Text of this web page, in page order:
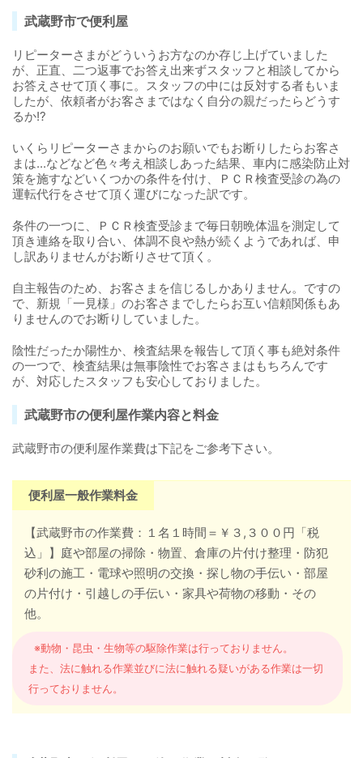
武蔵野市で便利屋
リピーターさまがどういうお方なのか存じ上げていました
が、正直、二つ返事でお答え出来ずスタッフと相談してから
お答えさせて頂く事に。スタッフの中には反対する者もいま
したが、依頼者がお客さまではなく自分の親だったらどうす
るか!?
いくらリピーターさまからのお願いでもお断りしたらお客さ
まは...などなど色々考え相談しあった結果、車内に感染防止対
策を施すなどいくつかの条件を付け、ＰＣＲ検査受診の為の
運転代行をさせて頂く運びになった訳です。
条件の一つに、ＰＣＲ検査受診まで毎日朝晩体温を測定して
頂き連絡を取り合い、体調不良や熱が続くようであれば、申
し訳ありませんがお断りさせて頂く。
自主報告のため、お客さまを信じるしかありません。ですの
で、新規「一見様」のお客さまでしたらお互い信頼関係もあ
りませんのでお断りしていました。
陰性だったか陽性か、検査結果を報告して頂く事も絶対条件
の一つで、検査結果は無事陰性でお客さまはもちろんです
が、対応したスタッフも安心しておりました。
武蔵野市の便利屋作業内容と料金
武蔵野市の便利屋作業費は下記をご参考下さい。
便利屋一般作業料金
【武蔵野市の作業費：１名１時間＝￥３,３００円「税
込」】庭や部屋の掃除・物置、倉庫の片付け整理・防犯
砂利の施工・電球や照明の交換・探し物の手伝い・部屋
の片付け・引越しの手伝い・家具や荷物の移動・その
他。
※動物・昆虫・生物等の駆除作業は行っておりません。
また、法に触れる作業並びに法に触れる疑いがある作業は一切
行っておりません。